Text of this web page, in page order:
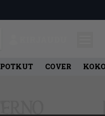
POTKUT COVER